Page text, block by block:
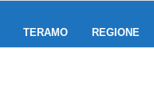
TERAMO REGIONE